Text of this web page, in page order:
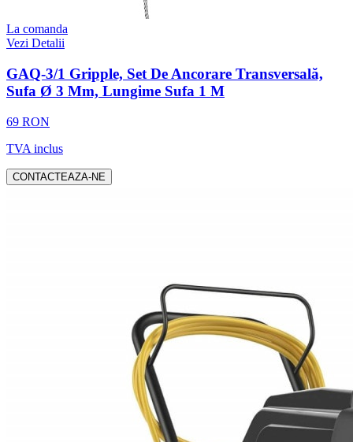
La comanda
Vezi Detalii
GAQ-3/1 Gripple, Set De Ancorare Transversală,
Sufa Ø 3 Mm, Lungime Sufa 1 M
69 RON
TVA inclus
CONTACTEAZA-NE